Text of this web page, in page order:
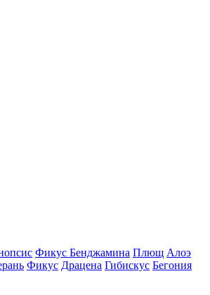
Фикус Бенджамина Плющ Алоэ
Фикус Драцена Гибискус Бегония